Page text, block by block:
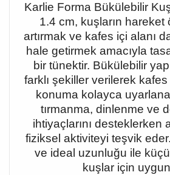
Karlie Forma Bükülebilir
1.4 cm, kuşların hareket
artırmak ve kafes içi alanı
hale getirmek amacıyla
bir tünektir. Bükülebilir
farklı şekiller verilerek
konuma kolayca
tırmanma, dinlenme ve
ihtiyaçlarını desteklerken
fiziksel aktiviteyi teşvik
ve ideal uzunluğu ile
kuşlar için